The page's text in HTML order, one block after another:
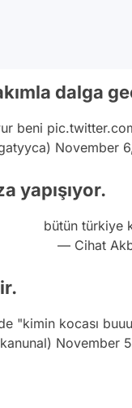
dalga
beni
November
yapışıyor.
bütün türkiye
— Cihat
"kimin kocası
November